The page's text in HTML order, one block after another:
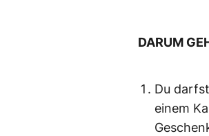
DARUM
Du
einem